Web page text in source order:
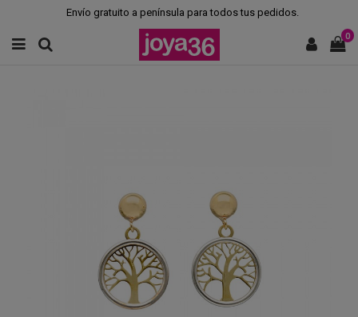
Envío gratuito a península para todos tus pedidos.
0